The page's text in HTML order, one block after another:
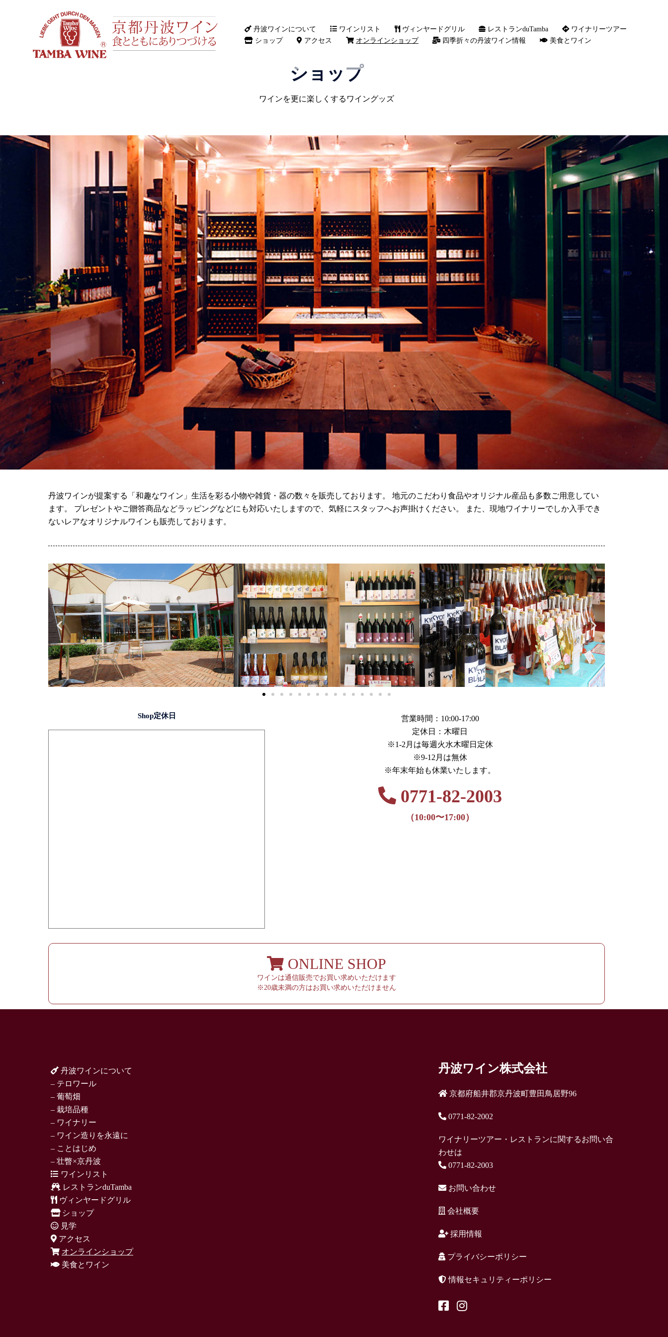
丹波ワインについて ワインリスト ヴィンヤードグリル レストランduTamba
ワイナリーツアー
ショップ
アクセス オンラインショップ 四季折々の丹波ワイン情報 美食とワイン
ショップ
ワインを更に楽しくするワイングッズ
丹波ワインが提案する「和趣なワイン」生活を彩る小物や雑貨・器の数々を販売しております。 地元のこだわり食品やオリジナル産品も多数ご用意してい
ます。 プレゼントやご贈答商品などラッピングなどにも対応いたしますので、気軽にスタッフへお声掛けください。 また、現地ワイナリーでしか入手でき
ないレアなオリジナルワインも販売しております。
Shop定休日
営業時間：10:00-17:00
定休日：木曜日
※1-2月は毎週火水木曜日定休
※9-12月は無休
※年末年始も休業いたします。
0771-82-2003
（10:00〜17:00）
ONLINE SHOP
ワインは通信販売でお買い求めいただけます
※20歳未満の方はお買い求めいただけません
丹波ワインについて
– テロワール
– 葡萄畑
– 栽培品種
– ワイナリー
– ワイン造りを永遠に
– ことはじめ
– 壮瞥×京丹波
ワインリスト
レストランduTamba
ヴィンヤードグリル
ショップ
見学
アクセス
オンラインショップ
美食とワイン
丹波ワイン株式会社
京都府船井郡京丹波町豊田鳥居野96
0771-82-2002
ワイナリーツアー・レストランに関するお問い合
わせは
0771-82-2003
お問い合わせ
会社概要
採用情報
プライバシーポリシー
情報セキュリティーポリシー